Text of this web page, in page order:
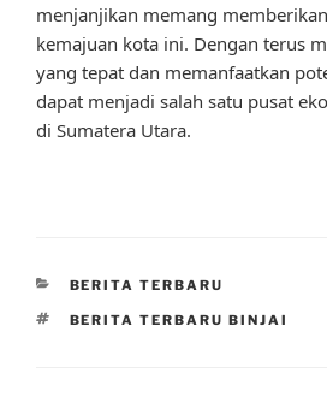
menjanjikan memang
kemajuan kota ini. Dengan terus
yang tepat dan memanfaatkan
dapat menjadi salah satu pusat
di Sumatera Utara.
CATEGORIES
BERITA TERBARU
TAGS
BERITA TERBARU BINJAI